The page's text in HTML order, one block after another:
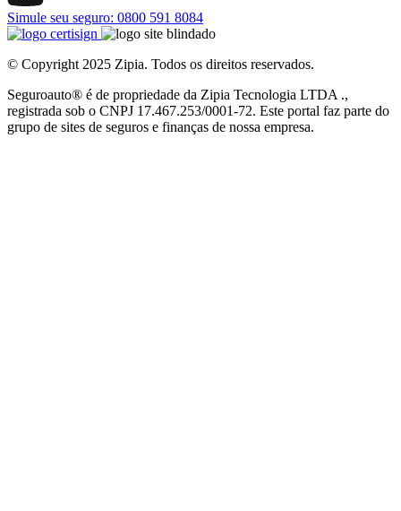
Simule seu seguro: 0800 591 8084
© Copyright 2025 Zipia. Todos os direitos reservados.
Seguroauto® é de propriedade da Zipia Tecnologia LTDA .,
registrada sob o CNPJ 17.467.253/0001-72. Este portal faz parte do
grupo de sites de seguros e finanças de nossa empresa.